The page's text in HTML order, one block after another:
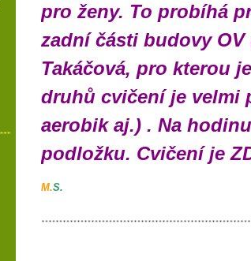
pro ženy. To probíhá
zadní části budovy
Takáčová, pro kterou
druhů cvičení je velmi
aerobik aj.) . Na
podložku. Cvičení je
M.S.